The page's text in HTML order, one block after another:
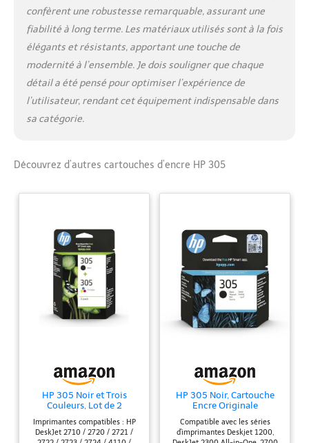
confèrent une robustesse remarquable, assurant une
fiabilité à long terme. Les matériaux utilisés sont à la fois
élégants et résistants, apportant une touche de
modernité à l’ensemble. Je dois souligner que chaque
détail a été pensé pour optimiser l’expérience de
l’utilisateur, rendant cet équipement indispensable dans
sa catégorie.
Découvrez d’autres cartouches d’encre HP 305
HP 305 Noir et Trois
Couleurs, Lot de 2
Originales
Imprimantes compatibles : HP
DeskJet 2710 / 2720 / 2721 /
HP 305 Noir, Cartouche
Encre Originale
Compatible avec les séries
d'imprimantes Deskjet 1200,